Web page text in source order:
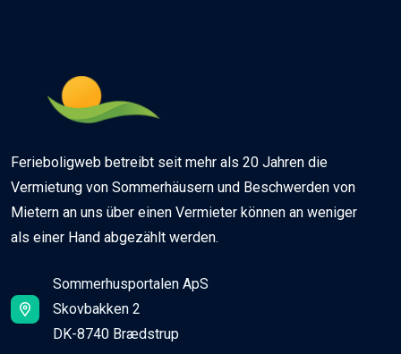
Ferieboligweb betreibt seit mehr als 20 Jahren die
Vermietung von Sommerhäusern und Beschwerden von
Mietern an uns über einen Vermieter können an weniger
als einer Hand abgezählt werden.
Sommerhusportalen ApS
Skovbakken 2
DK-8740 Brædstrup